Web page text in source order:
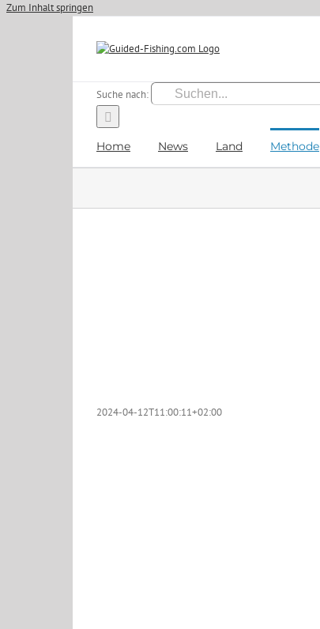
Zum Inhalt springen
Suche nach:
Home News Land Methode
2024-04-12T11:00:11+02:00